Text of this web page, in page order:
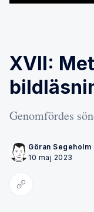
XVII:
Genomfördes
Göran Segeholm
10 maj 2023
Kopiera länk